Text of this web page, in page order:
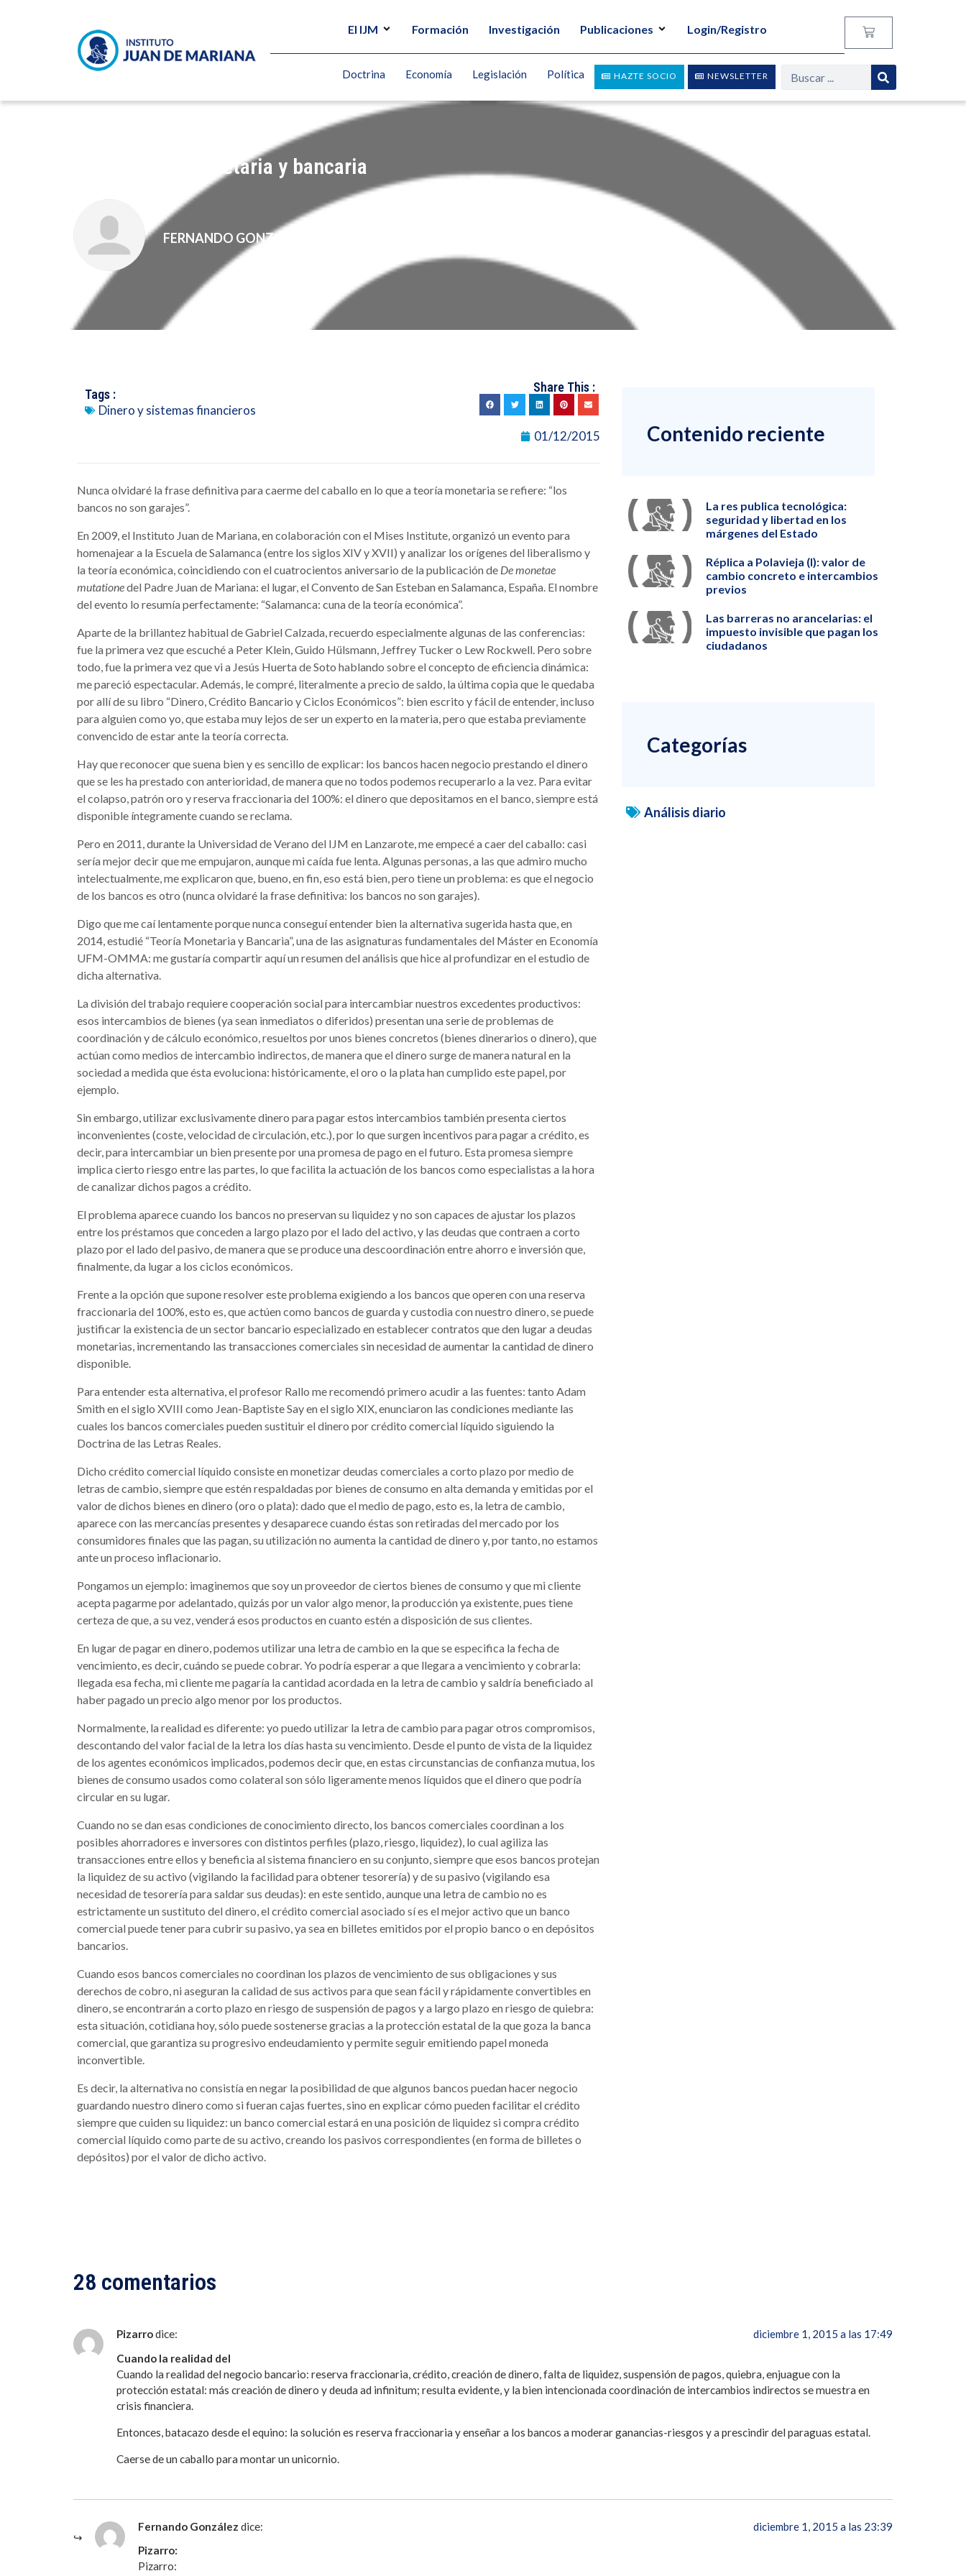
El IJM Formación Investigación Publicaciones Login/Registro
NEWSLETTER
HAZTE SOCIO
Doctrina Economía Legislación Política
Sobre teoría monetaria y bancaria
FERNANDO GONZALEZ SAN FRANCISCO
Tags :
Dinero y sistemas financieros
Share This :
01/12/2015
Nunca olvidaré la frase definitiva para caerme del caballo en lo que a teoría monetaria se refiere: “los
bancos no son garajes”.
En 2009, el Instituto Juan de Mariana, en colaboración con el Mises Institute, organizó un evento para
homenajear a la Escuela de Salamanca (entre los siglos XIV y XVII) y analizar los orígenes del liberalismo y
la teoría económica, coincidiendo con el cuatrocientos aniversario de la publicación de De monetae
mutationedel Padre Juan de Mariana: el lugar, el Convento de San Esteban en Salamanca, España. El nombre
del evento lo resumía perfectamente: “Salamanca: cuna de la teoría económica”.
Aparte de la brillantez habitual de Gabriel Calzada, recuerdo especialmente algunas de las conferencias:
fue la primera vez que escuché a Peter Klein, Guido Hülsmann, Jeffrey Tucker o Lew Rockwell. Pero sobre
todo, fue la primera vez que vi a Jesús Huerta de Soto hablando sobre el concepto de eficiencia dinámica:
me pareció espectacular. Además, le compré, literalmente a precio de saldo, la última copia que le quedaba
por allí de su libro “Dinero, Crédito Bancario y Ciclos Económicos”: bien escrito y fácil de entender, incluso
para alguien como yo, que estaba muy lejos de ser un experto en la materia, pero que estaba previamente
convencido de estar ante la teoría correcta.
Hay que reconocer que suena bien y es sencillo de explicar: los bancos hacen negocio prestando el dinero
que se les ha prestado con anterioridad, de manera que no todos podemos recuperarlo a la vez. Para evitar
el colapso, patrón oro y reserva fraccionaria del 100%: el dinero que depositamos en el banco, siempre está
disponible íntegramente cuando se reclama.
Pero en 2011, durante la Universidad de Verano del IJM en Lanzarote, me empecé a caer del caballo: casi
sería mejor decir que me empujaron, aunque mi caída fue lenta. Algunas personas, a las que admiro mucho
intelectualmente, me explicaron que, bueno, en fin, eso está bien, pero tiene un problema: es que el negocio
de los bancos es otro (nunca olvidaré la frase definitiva: los bancos no son garajes).
Digo que me caí lentamente porque nunca conseguí entender bien la alternativa sugerida hasta que, en
2014, estudié “Teoría Monetaria y Bancaria”, una de las asignaturas fundamentales del Máster en Economía
UFM-OMMA: me gustaría compartir aquí un resumen del análisis que hice al profundizar en el estudio de
dicha alternativa.
La división del trabajo requiere cooperación social para intercambiar nuestros excedentes productivos:
esos intercambios de bienes (ya sean inmediatos o diferidos) presentan una serie de problemas de
coordinación y de cálculo económico, resueltos por unos bienes concretos (bienes dinerarios o dinero), que
actúan como medios de intercambio indirectos, de manera que el dinero surge de manera natural en la
sociedad a medida que ésta evoluciona: históricamente, el oro o la plata han cumplido este papel, por
ejemplo.
Sin embargo, utilizar exclusivamente dinero para pagar estos intercambios también presenta ciertos
inconvenientes (coste, velocidad de circulación, etc.), por lo que surgen incentivos para pagar a crédito, es
decir, para intercambiar un bien presente por una promesa de pago en el futuro. Esta promesa siempre
implica cierto riesgo entre las partes, lo que facilita la actuación de los bancos como especialistas a la hora
de canalizar dichos pagos a crédito.
El problema aparece cuando los bancos no preservan su liquidez y no son capaces de ajustar los plazos
entre los préstamos que conceden a largo plazo por el lado del activo, y las deudas que contraen a corto
plazo por el lado del pasivo, de manera que se produce una descoordinación entre ahorro e inversión que,
finalmente, da lugar a los ciclos económicos.
Frente a la opción que supone resolver este problema exigiendo a los bancos que operen con una reserva
fraccionaria del 100%, esto es, que actúen como bancos de guarda y custodia con nuestro dinero, se puede
justificar la existencia de un sector bancario especializado en establecer contratos que den lugar a deudas
monetarias, incrementando las transacciones comerciales sin necesidad de aumentar la cantidad de dinero
disponible.
Para entender esta alternativa, el profesor Rallo me recomendó primero acudir a las fuentes: tanto Adam
Smith en el siglo XVIII como Jean-Baptiste Say en el siglo XIX, enunciaron las condiciones mediante las
cuales los bancos comerciales pueden sustituir el dinero por crédito comercial líquido siguiendo la
Doctrina de las Letras Reales.
Dicho crédito comercial líquido consiste en monetizar deudas comerciales a corto plazo por medio de
letras de cambio, siempre que estén respaldadas por bienes de consumo en alta demanda y emitidas por el
valor de dichos bienes en dinero (oro o plata): dado que el medio de pago, esto es, la letra de cambio,
aparece con las mercancías presentes y desaparece cuando éstas son retiradas del mercado por los
consumidores finales que las pagan, su utilización no aumenta la cantidad de dinero y, por tanto, no estamos
ante un proceso inflacionario.
Pongamos un ejemplo: imaginemos que soy un proveedor de ciertos bienes de consumo y que mi cliente
acepta pagarme por adelantado, quizás por un valor algo menor, la producción ya existente, pues tiene
certeza de que, a su vez, venderá esos productos en cuanto estén a disposición de sus clientes.
En lugar de pagar en dinero, podemos utilizar una letra de cambio en la que se especifica la fecha de
vencimiento, es decir, cuándo se puede cobrar. Yo podría esperar a que llegara a vencimiento y cobrarla:
llegada esa fecha, mi cliente me pagaría la cantidad acordada en la letra de cambio y saldría beneficiado al
haber pagado un precio algo menor por los productos.
Normalmente, la realidad es diferente: yo puedo utilizar la letra de cambio para pagar otros compromisos,
descontando del valor facial de la letra los días hasta su vencimiento. Desde el punto de vista de la liquidez
de los agentes económicos implicados, podemos decir que, en estas circunstancias de confianza mutua, los
bienes de consumo usados como colateral son sólo ligeramente menos líquidos que el dinero que podría
circular en su lugar.
Cuando no se dan esas condiciones de conocimiento directo, los bancos comerciales coordinan a los
posibles ahorradores e inversores con distintos perfiles (plazo, riesgo, liquidez), lo cual agiliza las
transacciones entre ellos y beneficia al sistema financiero en su conjunto, siempre que esos bancos protejan
la liquidez de su activo (vigilando la facilidad para obtener tesorería) y de su pasivo (vigilando esa
necesidad de tesorería para saldar sus deudas): en este sentido, aunque una letra de cambio no es
estrictamente un sustituto del dinero, el crédito comercial asociado sí es el mejor activo que un banco
comercial puede tener para cubrir su pasivo, ya sea en billetes emitidos por el propio banco o en depósitos
bancarios.
Cuando esos bancos comerciales no coordinan los plazos de vencimiento de sus obligaciones y sus
derechos de cobro, ni aseguran la calidad de sus activos para que sean fácil y rápidamente convertibles en
dinero, se encontrarán a corto plazo en riesgo de suspensión de pagos y a largo plazo en riesgo de quiebra:
esta situación, cotidiana hoy, sólo puede sostenerse gracias a la protección estatal de la que goza la banca
comercial, que garantiza su progresivo endeudamiento y permite seguir emitiendo papel moneda
inconvertible.
Es decir, la alternativa no consistía en negar la posibilidad de que algunos bancos puedan hacer negocio
guardando nuestro dinero como si fueran cajas fuertes, sino en explicar cómo pueden facilitar el crédito
siempre que cuiden su liquidez: un banco comercial estará en una posición de liquidez si compra crédito
comercial líquido como parte de su activo, creando los pasivos correspondientes (en forma de billetes o
depósitos) por el valor de dicho activo.
Contenido reciente
La res publica tecnológica:
seguridad y libertad en los
márgenes del Estado
Réplica a Polavieja (I): valor de
cambio concreto e intercambios
previos
Las barreras no arancelarias: el
impuesto invisible que pagan los
ciudadanos
Categorías
Análisis diario
28 comentarios
Pizarrodice:
diciembre 1, 2015 a las 17:49
Cuando la realidad del
Cuando la realidad del negocio bancario: reserva fraccionaria, crédito, creación de dinero, falta de liquidez, suspensión de pagos, quiebra, enjuague con la
protección estatal: más creación de dinero y deuda ad infinitum; resulta evidente, y la bien intencionada coordinación de intercambios indirectos se muestra en
crisis financiera.
Entonces, batacazo desde el equino: la solución es reserva fraccionaria y enseñar a los bancos a moderar ganancias-riesgos y a prescindir del paraguas estatal.
Caerse de un caballo para montar un unicornio.
Fernando González dice:
diciembre 1, 2015 a las 23:39
Pizarro:
Pizarro: